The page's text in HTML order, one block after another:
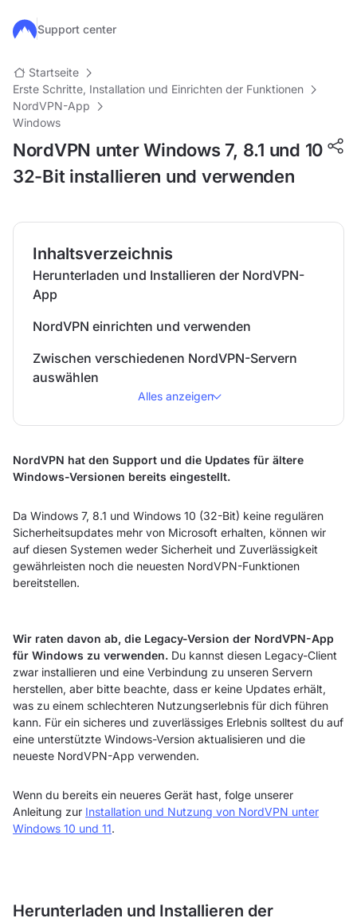
Zum Hauptinhalt springen
Support center
Startseite
Erste Schritte, Installation und Einrichten der Funktionen
NordVPN-App
Windows
NordVPN unter Windows 7, 8.1 und 10
32-Bit installieren und verwenden
Inhaltsverzeichnis
Herunterladen und Installieren der NordVPN-
App
NordVPN einrichten und verwenden
Zwischen verschiedenen NordVPN-Servern
auswählen
Alles anzeigen
NordVPN hat den Support und die Updates für ältere
Windows-Versionen bereits eingestellt.
Da Windows 7, 8.1 und Windows 10 (32-Bit) keine regulären
Sicherheitsupdates mehr von Microsoft erhalten, können wir
auf diesen Systemen weder Sicherheit und Zuverlässigkeit
gewährleisten noch die neuesten NordVPN-Funktionen
bereitstellen.
Wir raten davon ab, die Legacy-Version der NordVPN-App
für Windows zu verwenden. Du kannst diesen Legacy-Client
zwar installieren und eine Verbindung zu unseren Servern
herstellen, aber bitte beachte, dass er keine Updates erhält,
was zu einem schlechteren Nutzungserlebnis für dich führen
kann. Für ein sicheres und zuverlässiges Erlebnis solltest du auf
eine unterstützte Windows-Version aktualisieren und die
neueste NordVPN-App verwenden.
Wenn du bereits ein neueres Gerät hast, folge unserer
Anleitung zur Installation und Nutzung von NordVPN unter
Windows 10 und 11.
Herunterladen und Installieren der